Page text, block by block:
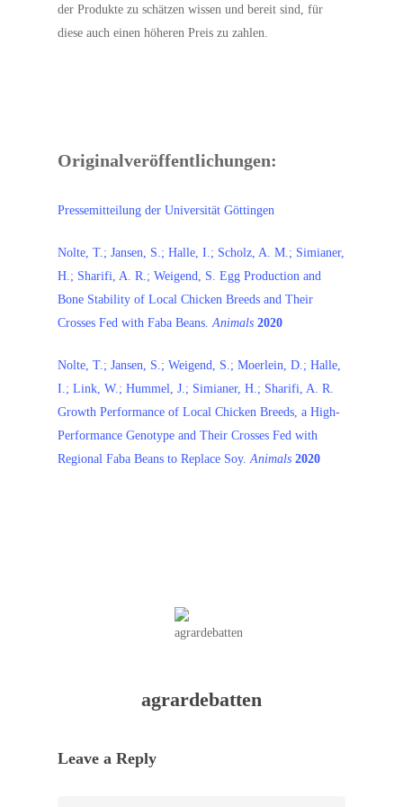
der Produkte zu schätzen wissen und bereit sind, für
diese auch einen höheren Preis zu zahlen.
Originalveröffentlichungen:
Pressemitteilung der Universität Göttingen
Nolte, T.; Jansen, S.; Halle, I.; Scholz, A. M.; Simianer,
H.; Sharifi, A. R.; Weigend, S. Egg Production and
Bone Stability of Local Chicken Breeds and Their
Crosses Fed with Faba Beans.Animals 2020
Nolte, T.; Jansen, S.; Weigend, S.; Moerlein, D.; Halle,
I.; Link, W.; Hummel, J.; Simianer, H.; Sharifi, A. R.
Growth Performance of Local Chicken Breeds, a High-
Performance Genotype and Their Crosses Fed with
Regional Faba Beans to Replace Soy.Animals 2020
agrardebatten
Leave a Reply